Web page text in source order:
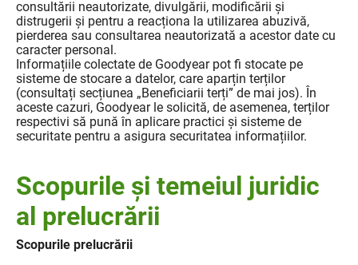
consultării neautorizate, divulgării, modificării și
distrugerii și pentru a reacționa la utilizarea abuzivă,
pierderea sau consultarea neautorizată a acestor date cu
caracter personal.
Informațiile colectate de Goodyear pot fi stocate pe
sisteme de stocare a datelor, care aparțin terților
(consultați secțiunea „Beneficiarii terți” de mai jos). În
aceste cazuri, Goodyear le solicită, de asemenea, terților
respectivi să pună în aplicare practici și sisteme de
securitate pentru a asigura securitatea informațiilor.
Scopurile și temeiul juridic
al prelucrării
Scopurile prelucrării